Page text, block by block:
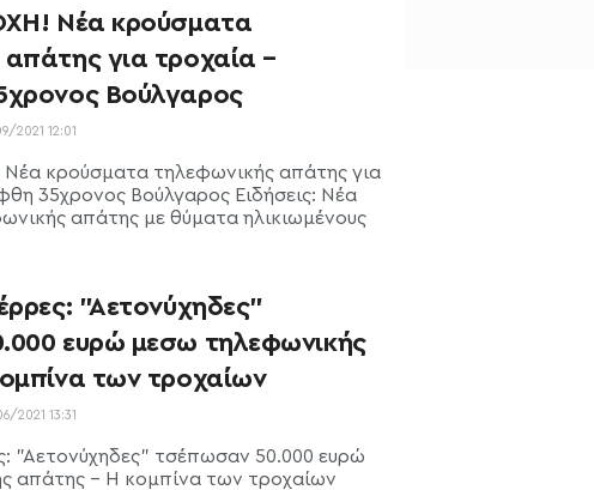
Νέα κρούσματα
για τροχαία –
Βούλγαρος
2021 12:01
κρούσματα τηλεφωνικής απάτης για
35χρονος Βούλγαρος Ειδήσεις: Νέα
απάτης με θύματα ηλικιωμένους
"Αετονύχηδες"
ευρώ μεσω τηλεφωνικής
των τροχαίων
2021 13:31
"Αετονύχηδες" τσέπωσαν 50.000 ευρώ
απάτης - Η κομπίνα των τροχαίων